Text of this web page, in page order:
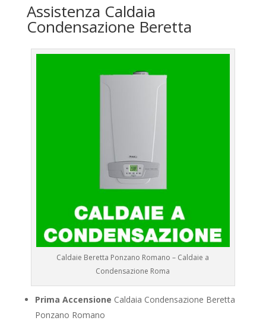
Assistenza Caldaia
Condensazione Beretta
Caldaie Beretta Ponzano Romano – Caldaie a
Condensazione Roma
Prima Accensione Caldaia Condensazione Beretta
Ponzano Romano